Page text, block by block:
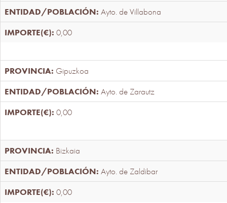
Ayto. de Villabona
0,00
Gipuzkoa
Ayto. de Zarautz
0,00
Bizkaia
Ayto. de Zaldibar
0,00